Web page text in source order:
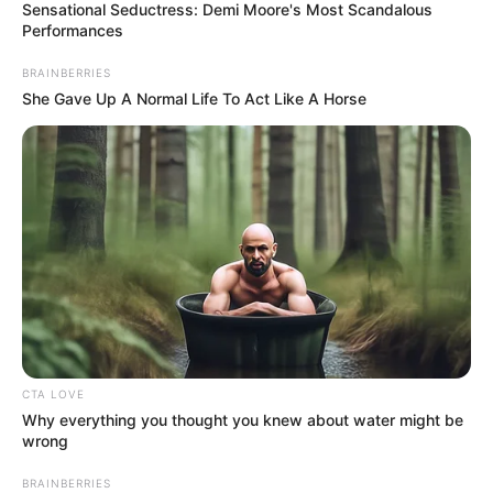
Sensational Seductress: Demi Moore's Most Scandalous
Performances
BRAINBERRIES
She Gave Up A Normal Life To Act Like A Horse
CTA LOVE
Why everything you thought you knew about water might be
wrong
BRAINBERRIES